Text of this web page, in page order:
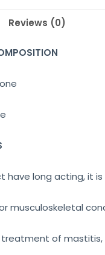
Reviews (0)
have long acting, it
musculoskeletal
of mastitis,